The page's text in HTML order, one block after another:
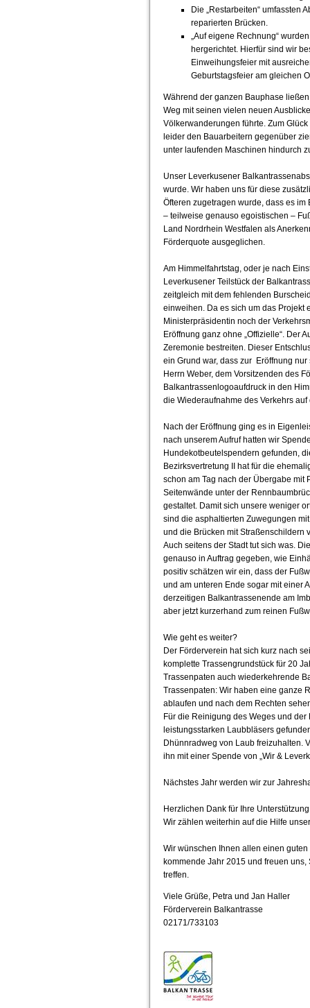
Die „Restarbeiten“ umfassten
reparierten Brücken.
„Auf eigene Rechnung“
hergerichtet. Hierfür sind wir
Einweihungsfeier mit
Geburtstagsfeier am gleichen
Während der ganzen Bauphase
Weg mit seinen vielen neuen
Völkerwanderungen führte. Zum
leider den Bauarbeitern gegenüber
unter laufenden Maschinen hindurch
Unser Leverkusener
wurde. Wir haben uns für diese
Öfteren zugetragen wurde, dass es
– teilweise genauso egoistischen –
Land Nordrhein Westfalen als
Förderquote ausgeglichen.
Am Himmelfahrtstag, oder je nach
Leverkusener Teilstück der
zeitgleich mit dem fehlenden
einweihen. Da es sich um das Projekt
Ministerpräsidentin noch der
Eröffnung ganz ohne „Offizielle“. Der
Zeremonie bestreiten. Dieser
ein Grund war, dass zur Eröffnung
Herrn Weber, dem Vorsitzenden des
Balkantrassenlogoaufdruck in den
die Wiederaufnahme des Verkehrs
Nach der Eröffnung ging es in
nach unserem Aufruf hatten wir
Hundekotbeutelspendern gefunden,
Bezirksvertretung II hat für die
schon am Tag nach der Übergabe
Seitenwände unter der
gestaltet. Damit sich unsere weniger
sind die asphaltierten Zuwegungen
und die Brücken mit Straßenschildern
Auch seitens der Stadt tut sich was.
genauso in Auftrag gegeben, wie
positiv schätzen wir ein, dass der
und am unteren Ende sogar mit einer
derzeitigen Balkantrassenende am
aber jetzt kurzerhand zum reinen
Wie geht es weiter?
Der Förderverein hat sich kurz nach
komplette Trassengrundstück für 20
Trassenpaten auch wiederkehrende
Trassenpaten: Wir haben eine ganze
ablaufen und nach dem Rechten
Für die Reinigung des Weges und
leistungsstarken Laubbläsers
Dhünnradweg von Laub freizuhalten.
ihn mit einer Spende von „Wir &
Nächstes Jahr werden wir zur
Herzlichen Dank für Ihre
Wir zählen weiterhin auf die Hilfe
Wir wünschen Ihnen allen einen
kommende Jahr 2015 und freuen
treffen.
Viele Grüße, Petra und Jan Haller
Förderverein Balkantrasse
02171/733103